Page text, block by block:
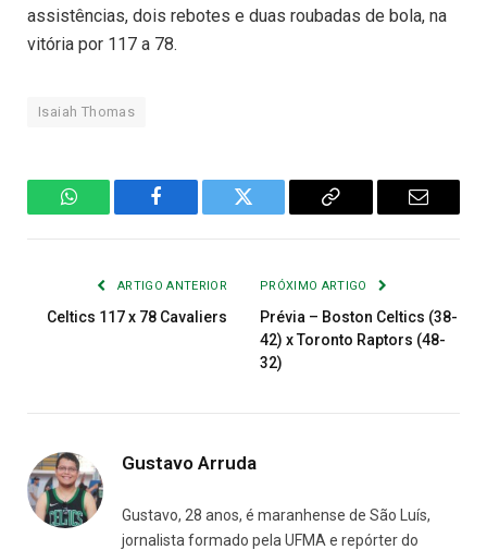
assistências, dois rebotes e duas roubadas de bola, na
vitória por 117 a 78.
Isaiah Thomas
WhatsAppFacebook Twitter
Copiar
E-
ARTIGO ANTERIOR
Celtics 117 x 78 Cavaliers
PRÓXIMO ARTIGO
Prévia – Boston Celtics (38-
42) x Toronto Raptors (48-
32)
Gustavo Arruda
Gustavo, 28 anos, é maranhense de São Luís,
jornalista formado pela UFMA e repórter do